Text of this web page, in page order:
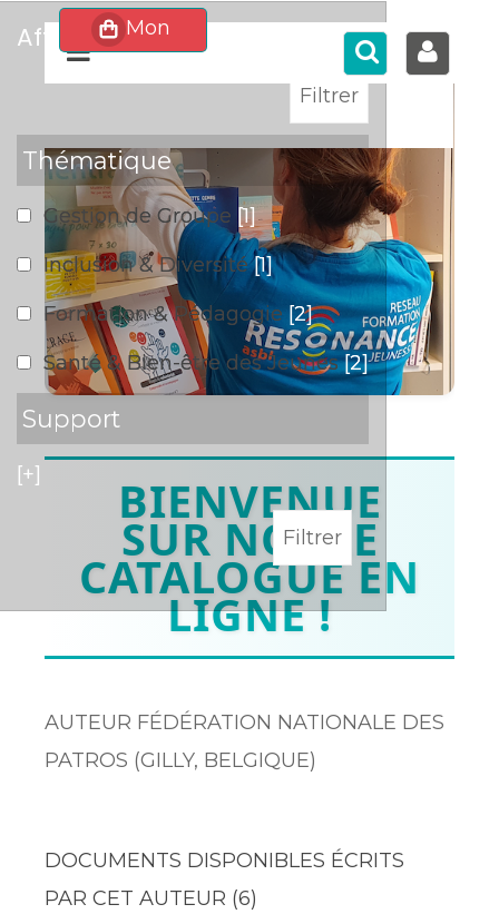
BIENVENUE
SUR NOTRE
CATALOGUE EN
LIGNE !
AUTEUR FÉDÉRATION NATIONALE DES
PATROS (GILLY, BELGIQUE)
DOCUMENTS DISPONIBLES ÉCRITS
PAR CET AUTEUR (6)
affiner
Thématique
Gestion de Groupe [1]
Inclusion & Diversité[1]
Formation & Pédagogie[2]
Santé & Bien-être des Jeunes[2]
Support
[+]